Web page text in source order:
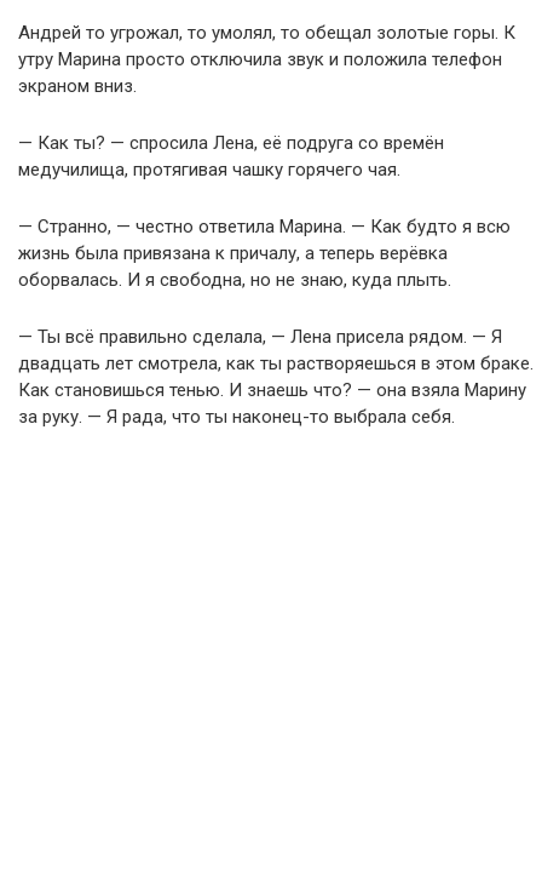
Андрей то угрожал, то умолял, то обещал золотые горы. К
утру Марина просто отключила звук и положила телефон
экраном вниз.
— Как ты? — спросила Лена, её подруга со времён
медучилища, протягивая чашку горячего чая.
— Странно, — честно ответила Марина. — Как будто я всю
жизнь была привязана к причалу, а теперь верёвка
оборвалась. И я свободна, но не знаю, куда плыть.
— Ты всё правильно сделала, — Лена присела рядом. — Я
двадцать лет смотрела, как ты растворяешься в этом браке.
Как становишься тенью. И знаешь что? — она взяла Марину
за руку. — Я рада, что ты наконец-то выбрала себя.